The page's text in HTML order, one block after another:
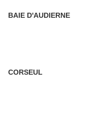
BAIE D'AUDIERNE
CORSEUL